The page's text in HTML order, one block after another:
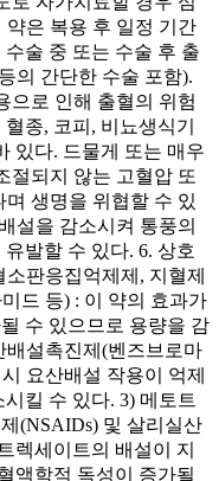
약은 복용 후 일정 기간
술 중 또는 수술 후 출
의 간단한 수술 포함).
으로 인해 출혈의 위험
종, 코피, 비뇨생식기
있다. 드물게 또는 매우
절되지 않는 고혈압 또
생명을 위협할 수 있
설을 감소시켜 통풍의
발할 수 있다. 6. 상호
판응집억제제, 지혈제
드 등) : 이 약의 효과가
수 있으므로 용량을 감
배설촉진제(벤즈브로마
요산배설 작용이 억제
킬 수 있다. 3) 메토트
(NSAIDs) 및 살리실산
렉세이트의 배설이 지
액학적 독성이 증가될